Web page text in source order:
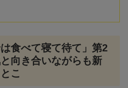
食べて寝て待て」第2
向き合いながらも新
こ